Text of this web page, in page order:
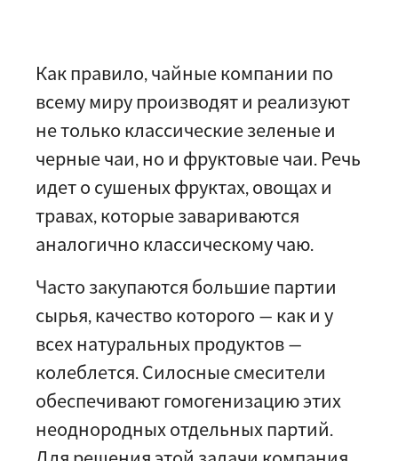
Как правило, чайные компании по
всему миру производят и реализуют
не только классические зеленые и
черные чаи, но и фруктовые чаи. Речь
идет о сушеных фруктах, овощах и
травах, которые завариваются
аналогично классическому чаю.
Часто закупаются большие партии
сырья, качество которого — как и у
всех натуральных продуктов —
колеблется. Силосные смесители
обеспечивают гомогенизацию этих
неоднородных отдельных партий.